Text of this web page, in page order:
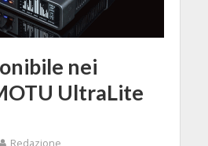
nei
UltraLite